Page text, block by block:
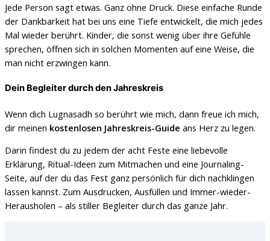
Jede Person sagt etwas. Ganz ohne Druck. Diese einfache Runde
der Dankbarkeit hat bei uns eine Tiefe entwickelt, die mich jedes
Mal wieder berührt. Kinder, die sonst wenig über ihre Gefühle
sprechen, öffnen sich in solchen Momenten auf eine Weise, die
man nicht erzwingen kann.
Dein Begleiter durch den Jahreskreis
Wenn dich Lugnasadh so berührt wie mich, dann freue ich mich,
dir meinen kostenlosen Jahreskreis-Guide ans Herz zu legen.
Darin findest du zu jedem der acht Feste eine liebevolle
Erklärung, Ritual-Ideen zum Mitmachen und eine Journaling-
Seite, auf der du das Fest ganz persönlich für dich nachklingen
lassen kannst. Zum Ausdrucken, Ausfüllen und Immer-wieder-
Herausholen – als stiller Begleiter durch das ganze Jahr.